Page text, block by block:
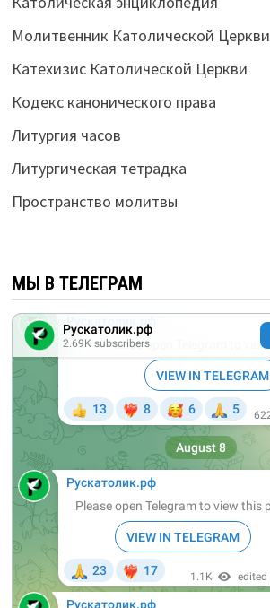
Молитвенник Католической Церкви
Катехизис Католической Церкви
Кодекс канонического права
Литургия часов
Литургическая тетрадка
Пространство молитвы
МЫ В ТЕЛЕГРАМ